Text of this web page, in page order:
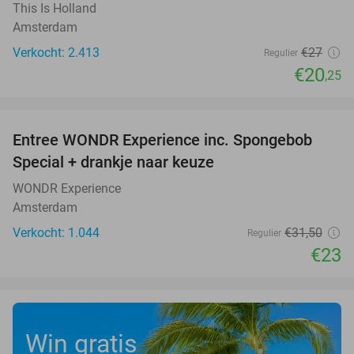
This Is Holland
Amsterdam
Verkocht: 2.413
Regulier €27
€20,25
27%
Entree WONDR Experience inc. Spongebob
Special + drankje naar keuze
WONDR Experience
Amsterdam
Verkocht: 1.044
Regulier €31,50
€23
Win gratis